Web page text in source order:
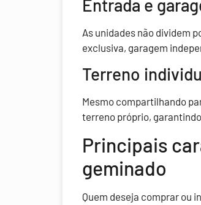
Entrada e
As unidades não dividem
exclusiva, garagem
Terreno
Mesmo compartilhando
terreno próprio,
Principais
geminado
Quem deseja comprar ou